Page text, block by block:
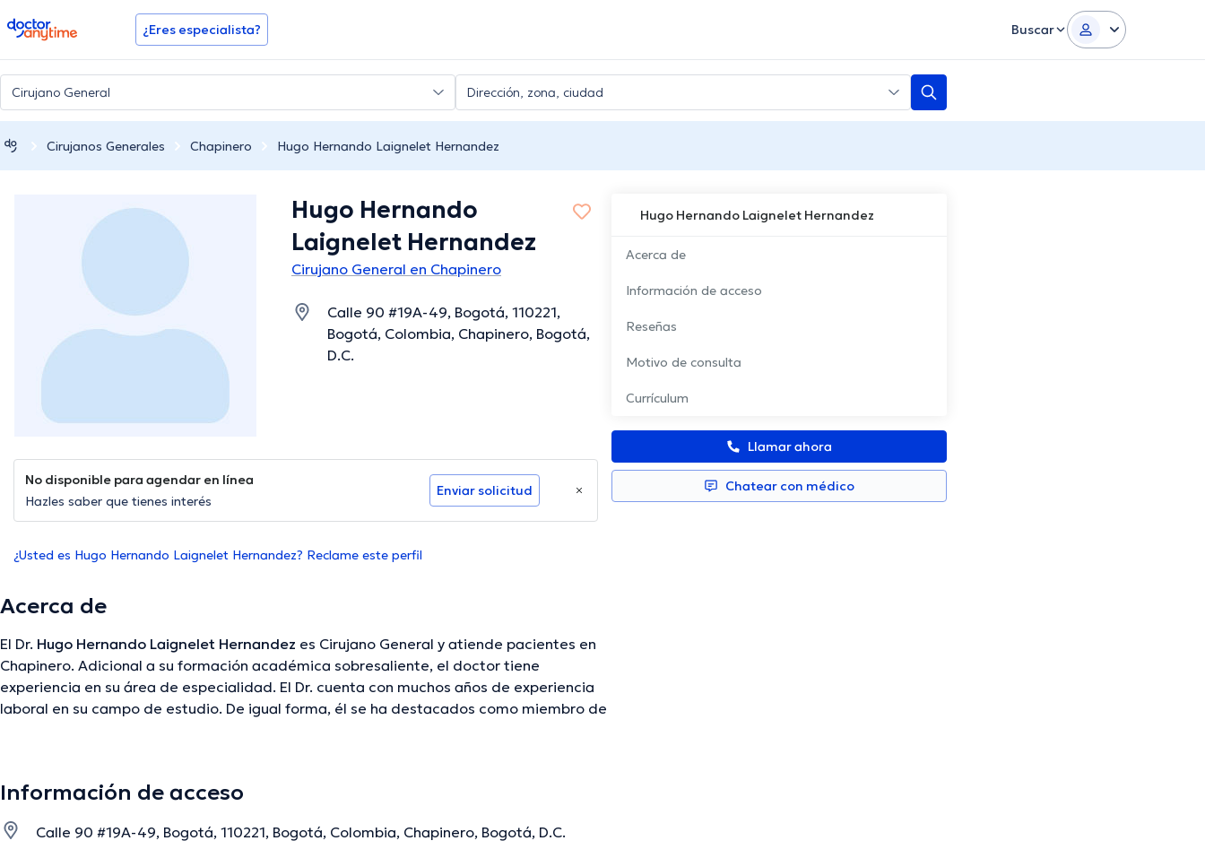
doctoranytime ¿Eres especialista? Buscar
Cirujanos Generales Chapinero Hugo Hernando Laignelet Hernandez
Hugo Hernando Laignelet Hernandez
Acerca de
Información de acceso
Reseñas
Motivo de consulta
Currículum
Llamar ahora
Chatear con médico
Hugo Hernando
Laignelet Hernandez
Cirujano General en Chapinero
Calle 90 #19A-49, Bogotá, 110221,
Bogotá, Colombia, Chapinero, Bogotá,
D.C.
No disponible para agendar en línea
Hazles saber que tienes interés
Enviar solicitud
¿Usted es Hugo Hernando Laignelet Hernandez? Reclame este perfil
Acerca de
El Dr. Hugo Hernando Laignelet Hernandez es Cirujano General y atiende pacientes en
Chapinero. Adicional a su formación académica sobresaliente, el doctor tiene
experiencia en su área de especialidad. El Dr. cuenta con muchos años de experiencia
laboral en su campo de estudio. De igual forma, él se ha destacados como miembro de
puede realizar en Español.
Información de acceso
Calle 90 #19A-49, Bogotá, 110221, Bogotá, Colombia, Chapinero, Bogotá, D.C.